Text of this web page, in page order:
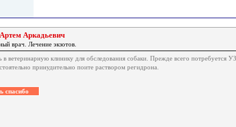
Аркадьевич
врач. Лечение экзотов.
в ветеринарную клинику для обследования собаки. Прежде всего потребуется
принудительно поите раствором регидрона.